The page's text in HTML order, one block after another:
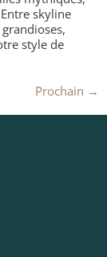
skyline
style de
Prochain →